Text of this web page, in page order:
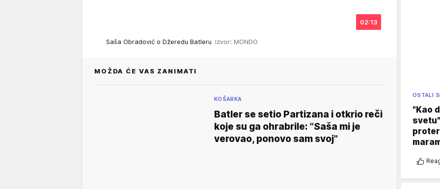
02:13
Saša Obradović o Džeredu Batleru Izvor: MONDO
MOŽDA ĆE VAS ZANIMATI
KOŠARKA
Batler se setio Partizana i otkrio reči
koje su ga ohrabrile: "Saša mi je
verovao, ponovo sam svoj"
OSTALI
"Kao